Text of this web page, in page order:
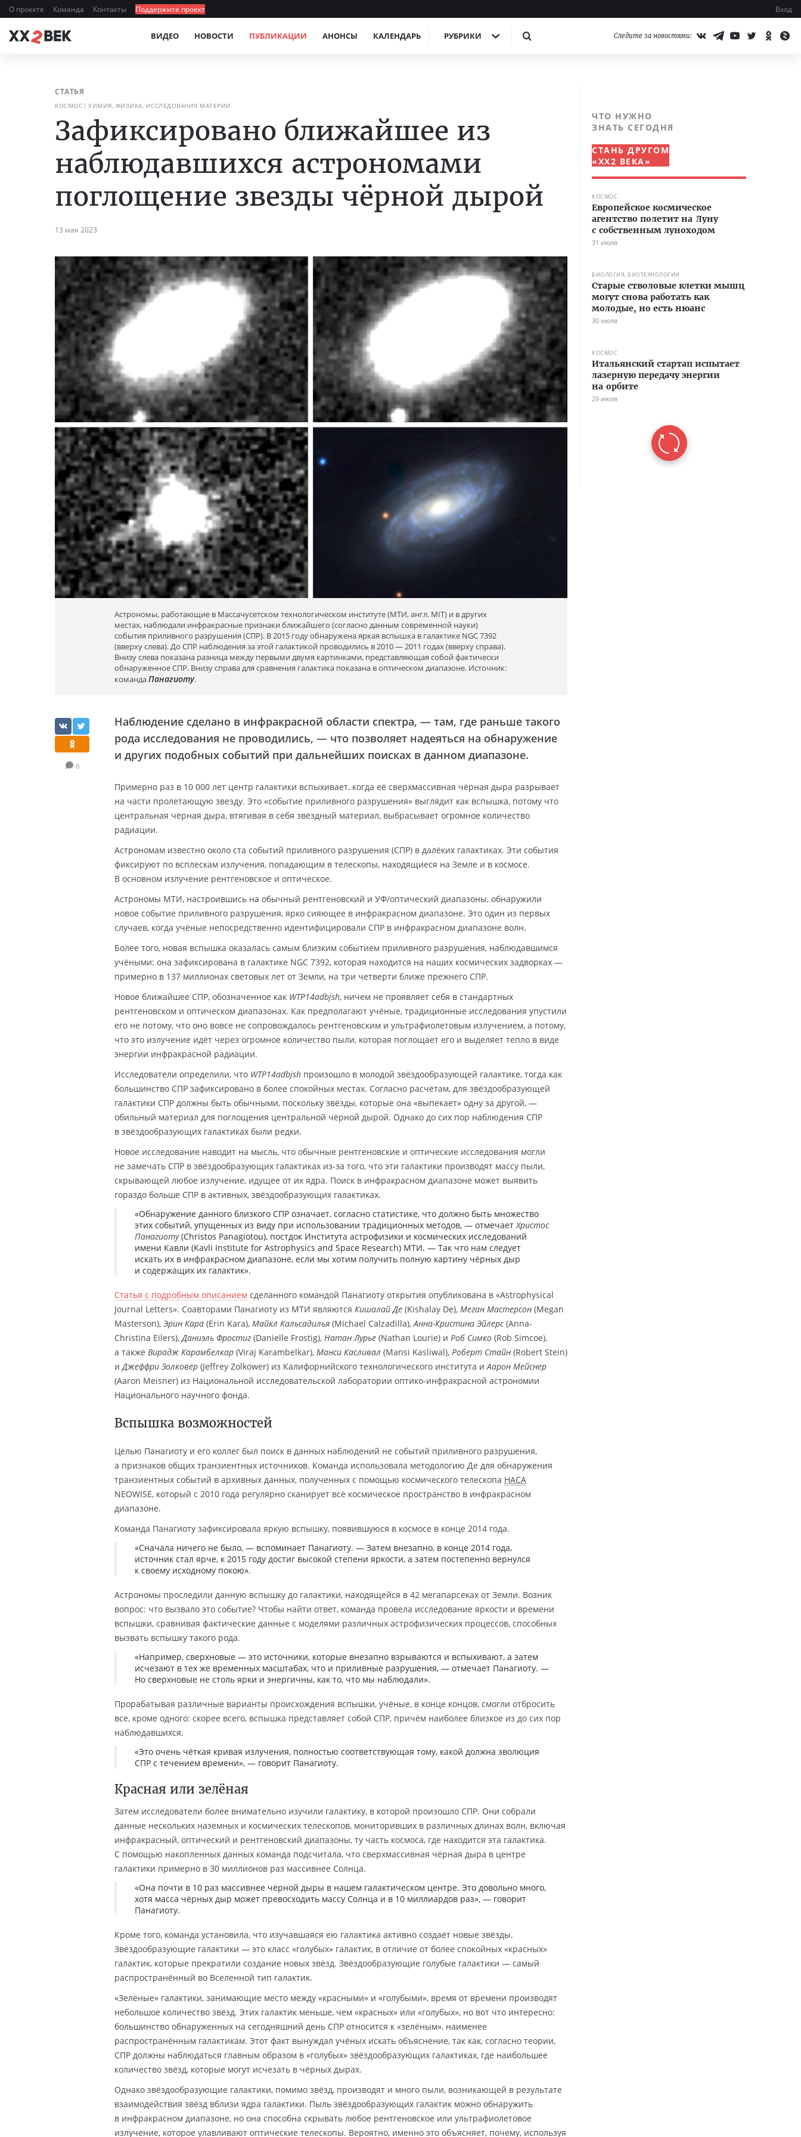
О проекте Команда Контакты Поддержите проект Вход
ВИДЕО НОВОСТИ ПУБЛИКАЦИИ АНОНСЫ КАЛЕНДАРЬ РУБРИКИ Следите за новостями:
СТАТЬЯ
КОСМОС ХИМИЯ, ФИЗИКА, ИССЛЕДОВАНИЯ МАТЕРИИ
Зафиксировано ближайшее из
наблюдавшихся астрономами
поглощение звезды чёрной дырой
13 мая 2023
Астрономы, работающие в Массачусетском технологическом институте (МТИ, англ. MIT) и в других
местах, наблюдали инфракрасные признаки ближайшего (согласно данным современной науки)
события приливного разрушения (СПР). В 2015 году обнаружена яркая вспышка в галактике NGC 7392
(вверху слева). До СПР наблюдения за этой галактикой проводились в 2010 — 2011 годах (вверху справа).
Внизу слева показана разница между первыми двумя картинками, представляющая собой фактически
обнаруженное СПР. Внизу справа для сравнения галактика показана в оптическом диапазоне. Источник:
командаПанагиоту.
0
Наблюдение сделано в инфракрасной области спектра, — там, где раньше такого
рода исследования не проводились, — что позволяет надеяться на обнаружение
и других подобных событий при дальнейших поисках в данном диапазоне.
Примерно раз в 10 000 лет центр галактики вспыхивает, когда её сверхмассивная чёрная дыра разрывает
на части пролетающую звезду. Это «событие приливного разрушения» выглядит как вспышка, потому что
центральная чёрная дыра, втягивая в себя звёздный материал, выбрасывает огромное количество
радиации.
Астрономам известно около ста событий приливного разрушения (СПР) в далёких галактиках. Эти события
фиксируют по всплескам излучения, попадающим в телескопы, находящиеся на Земле и в космосе.
В основном излучение рентгеновское и оптическое.
Астрономы МТИ, настроившись на обычный рентгеновский и УФ/оптический диапазоны, обнаружили
новое событие приливного разрушения, ярко сияющее в инфракрасном диапазоне. Это один из первых
случаев, когда учёные непосредственно идентифицировали СПР в инфракрасном диапазоне волн.
Более того, новая вспышка оказалась самым близким событием приливного разрушения, наблюдавшимся
учёными: она зафиксирована в галактике NGC 7392, которая находится на наших космических задворках —
примерно в 137 миллионах световых лет от Земли, на три четверти ближе прежнего СПР.
Новое ближайшее СПР, обозначенное как WTP14adbjsh, ничем не проявляет себя в стандартных
рентгеновском и оптическом диапазонах. Как предполагают учёные, традиционные исследования упустили
его не потому, что оно вовсе не сопровождалось рентгеновским и ультрафиолетовым излучением, а потому,
что это излучение идёт через огромное количество пыли, которая поглощает его и выделяет тепло в виде
энергии инфракрасной радиации.
Исследователи определили, что WTP14adbjsh произошло в молодой звёздообразующей галактике, тогда как
большинство СПР зафиксировано в более спокойных местах. Согласно расчётам, для звёздообразующей
галактики СПР должны быть обычными, поскольку звёзды, которые она «выпекает» одну за другой, —
обильный материал для поглощения центральной чёрной дырой. Однако до сих пор наблюдения СПР
в звёздообразующих галактиках были редки.
Новое исследование наводит на мысль, что обычные рентгеновские и оптические исследования могли
не замечать СПР в звёздообразующих галактиках из-за того, что эти галактики производят массу пыли,
скрывающей любое излучение, идущее от их ядра. Поиск в инфракрасном диапазоне может выявить
гораздо больше СПР в активных, звёздообразующих галактиках.
«Обнаружение данного близкого СПР означает, согласно статистике, что должно быть множество
этих событий, упущенных из виду при использовании традиционных методов, — отмечаетХристос
Панагиоту(Christos Panagiotou), постдок Института астрофизики и космических исследований
имени Кавли (Kavli Institute for Astrophysics and Space Research) МТИ. — Так что нам следует
искать их в инфракрасном диапазоне, если мы хотим получить полную картину чёрных дыр
и содержащих их галактик».
Статья с подробным описанием сделанного командой Панагиоту открытия опубликована в «Astrophysical
Journal Letters». Соавторами Панагиоту из МТИ являются Кишалай Де (Kishalay De), Меган Мастерсон (Megan
Masterson), Эрин Кара (Erin Kara), Майкл Кальсадилья (Michael Calzadilla),Анна-Кристина Эйлерс(Anna-
Christina Eilers),Даниэль Фростиг (Danielle Frostig), Натан Лурье (Nathan Lourie) и Роб Симко (Rob Simcoe),
а также Вирадж Карамбелкар (Viraj Karambelkar), Манси Касливал (Mansi Kasliwal), Роберт Стайн (Robert Stein)
иДжеффри Золковер (Jeffrey Zolkower) из Калифорнийского технологического института иАарон Мейснер
(Aaron Meisner) из Национальной исследовательской лаборатории оптико-инфракрасной астрономии
Национального научного фонда.
Вспышка возможностей
Целью Панагиоту и его коллег был поиск в данных наблюдений не событий приливного разрушения,
а признаков общих транзиентных источников. Команда использовала методологию Де для обнаружения
транзиентных событий в архивных данных, полученных с помощью космического телескопа НАСА
NEOWISE, который с 2010 года регулярно сканирует всё космическое пространство в инфракрасном
диапазоне.
Команда Панагиоту зафиксировала яркую вспышку, появившуюся в космосе в конце 2014 года.
«Сначала ничего не было, — вспоминает Панагиоту. — Затем внезапно, в конце 2014 года,
источник стал ярче, к 2015 году достиг высокой степени яркости, а затем постепенно вернулся
к своему исходному покою».
Астрономы проследили данную вспышку до галактики, находящейся в 42 мегапарсеках от Земли. Возник
вопрос: что вызвало это событие? Чтобы найти ответ, команда провела исследование яркости и времени
вспышки, сравнивая фактические данные с моделями различных астрофизических процессов, способных
вызвать вспышку такого рода.
«Например, сверхновые — это источники, которые внезапно взрываются и вспыхивают, а затем
исчезают в тех же временных масштабах, что и приливные разрушения, — отмечает Панагиоту. —
Но сверхновые не столь ярки и энергичны, как то, что мы наблюдали».
Прорабатывая различные варианты происхождения вспышки, учёные, в конце концов, смогли отбросить
все, кроме одного: скорее всего, вспышка представляет собой СПР, причём наиболее близкое из до сих пор
наблюдавшихся.
«Это очень чёткая кривая излучения, полностью соответствующая тому, какой должна эволюция
СПР с течением времени», — говорит Панагиоту.
Красная или зелёная
Затем исследователи более внимательно изучили галактику, в которой произошло СПР. Они собрали
данные нескольких наземных и космических телескопов, мониторивших в различных длинах волн, включая
инфракрасный, оптический и рентгеновский диапазоны, ту часть космоса, где находится эта галактика.
С помощью накопленных данных команда подсчитала, что сверхмассивная чёрная дыра в центре
галактики примерно в 30 миллионов раз массивнее Солнца.
«Она почти в 10 раз массивнее чёрной дыры в нашем галактическом центре. Это довольно много,
хотя масса чёрных дыр может превосходить массу Солнца и в 10 миллиардов раз», — говорит
Панагиоту.
Кроме того, команда установила, что изучавшаяся ею галактика активно создаёт новые звёзды.
Звёздообразующие галактики — это класс «голубых» галактик, в отличие от более спокойных «красных»
галактик, которые прекратили создание новых звёзд. Звёздообразующие голубые галактики — самый
распространённый во Вселенной тип галактик.
«Зелёные» галактики, занимающие место между «красными» и «голубыми», время от времени производят
небольшое количество звёзд. Этих галактик меньше, чем «красных» или «голубых», но вот что интересно:
большинство обнаруженных на сегодняшний день СПР относится к «зелёным», наименее
распространённым галактикам. Этот факт вынуждал учёных искать объяснение, так как, согласно теории,
СПР должны наблюдаться главным образом в «голубых» звёздообразующих галактиках, где наибольшее
количество звёзд, которые могут исчезать в чёрных дырах.
Однако звёздообразующие галактики, помимо звёзд, производят и много пыли, возникающей в результате
взаимодействия звёзд вблизи ядра галактики. Пыль звёздообразующих галактик можно обнаружить
в инфракрасном диапазоне, но она способна скрывать любое рентгеновское или ультрафиолетовое
излучение, которое улавливают оптические телескопы. Вероятно, именно это объясняет, почему, используя
ЧТО НУЖНО
ЗНАТЬ СЕГОДНЯ
СТАНЬ ДРУГОМ
«XX2 ВЕКА»
КОСМОС
Европейское космическое
агентство полетит на Луну
с собственным луноходом
31 июля
БИОЛОГИЯ, БИОТЕХНОЛОГИИ
Старые стволовые клетки мышц
могут снова работать как
молодые, но есть нюанс
30 июля
КОСМОС
Итальянский стартап испытает
лазерную передачу энергии
на орбите
29 июля